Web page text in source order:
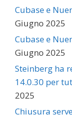
Cubase e
Giugno 2025
Cubase e
Giugno 2025
Steinberg ha
14.0.30 per
2025
Chiusura